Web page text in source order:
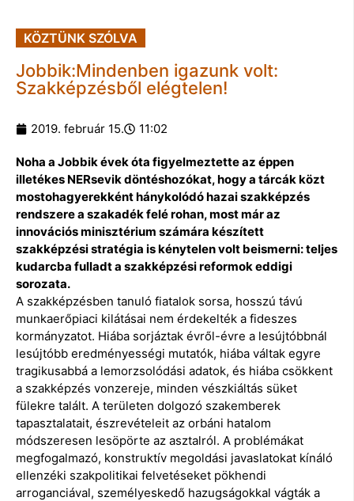
KÖZTÜNK SZÓLVA
Jobbik:Mindenben igazunk volt:
Szakképzésből elégtelen!
2019. február 15. 11:02
Noha a Jobbik évek óta figyelmeztette az éppen
illetékes NERsevik döntéshozókat, hogy a tárcák közt
mostohagyerekként hánykolódó hazai szakképzés
rendszere a szakadék felé rohan, most már az
innovációs minisztérium számára készített
szakképzési stratégia is kénytelen volt beismerni: teljes
kudarcba fulladt a szakképzési reformok eddigi
sorozata.
A szakképzésben tanuló fiatalok sorsa, hosszú távú
munkaerőpiaci kilátásai nem érdekelték a fideszes
kormányzatot. Hiába sorjáztak évről-évre a lesújtóbbnál
lesújtóbb eredményességi mutatók, hiába váltak egyre
tragikusabbá a lemorzsolódási adatok, és hiába csökkent
a szakképzés vonzereje, minden vészkiáltás süket
fülekre talált. A területen dolgozó szakemberek
tapasztalatait, észrevételeit az orbáni hatalom
módszeresen lesöpörte az asztalról. A problémákat
megfogalmazó, konstruktív megoldási javaslatokat kínáló
ellenzéki szakpolitikai felvetéseket pökhendi
arroganciával, személyeskedő hazugságokkal vágták a